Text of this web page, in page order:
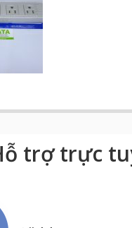
trợ trực